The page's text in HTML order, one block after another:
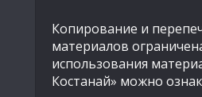
Копирование и
материалов
использования
Костанай» можно